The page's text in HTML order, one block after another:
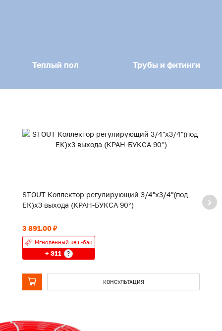
Теплый пол Трубы и фитинги
STOUT Коллектор регулирующий 3/4"х3/4"(под
ЕК)х3 выхода (КРАН-БУКСА 90°)
3 891.00 ₽
Мгновенный кеш-бэк
+ 311 ?
КОНСУЛЬТАЦИЯ